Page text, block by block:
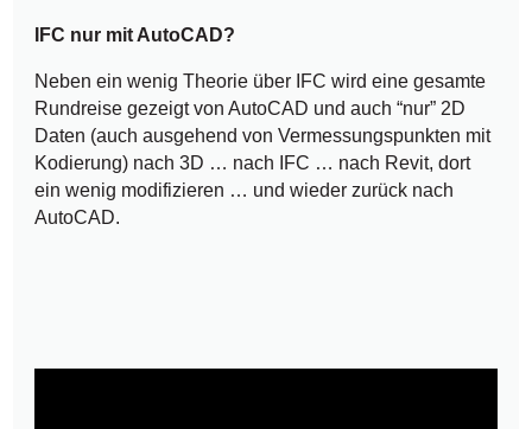
IFC nur mit AutoCAD?
Neben ein wenig Theorie über IFC wird eine gesamte
Rundreise gezeigt von AutoCAD und auch “nur” 2D
Daten (auch ausgehend von Vermessungspunkten mit
Kodierung) nach 3D … nach IFC … nach Revit, dort
ein wenig modifizieren … und wieder zurück nach
AutoCAD.